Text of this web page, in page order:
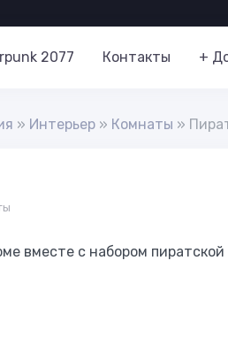
2077 Контакты +
» Интерьер » Комнаты »
вместе с набором пиратской